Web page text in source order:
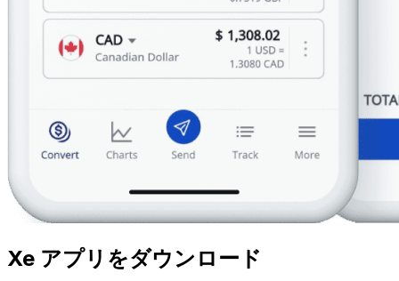
Xe アプリをダウンロード